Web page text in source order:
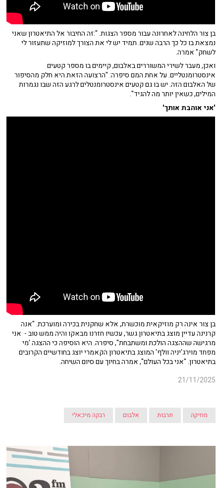
בן צור הלחינה לאחרונה עבור מספר הצגות. ":זה החיבור אל התיאטרון שאני
נמצאת בו כל כך הרבה שנים. תמיד יש לי את הצורך למוזיקה שתעזור לי
לשחק" אמרה.
ואכן, מעבר לשירי המשוררים באלבום, קיימים בו מספר קטעים
אינסטרומנטליים. על אחת המם סיפרה: "הרצועה הזאת היא חלק מהסיפור
של האלבום הזה. יש בו גם קטעים אינסטרומנטלים לרגע הזה שבו נגמרות
המילים, כשאין יותר מה להגיד".
'אני אוהבת אותך'
בן צור אינה רק מוזיקאית מוכשרת, אלא שחקנית בכירה ומוערכת. "אנה
קרנינה עדיין מוצג בתיאטרון גשר, עכשיו חזרנו מבאקו והיה ממש טוב - אני
מרגישה שההצגה הולכת ומשתבחת", סיפרה. היא הוסיפה כי ההצגה 'מי
מפחד מוירג'יניה וולף' המוצג בתיאטרון הקאמרי יוצג בחודשיים הקרובים
בתיאטרון. "אני בכל העולם", אמרה בחיוך עם סיום השיחה.
21/11/2025
מוזיקה תרבות אלבום רבקה מיכאלי